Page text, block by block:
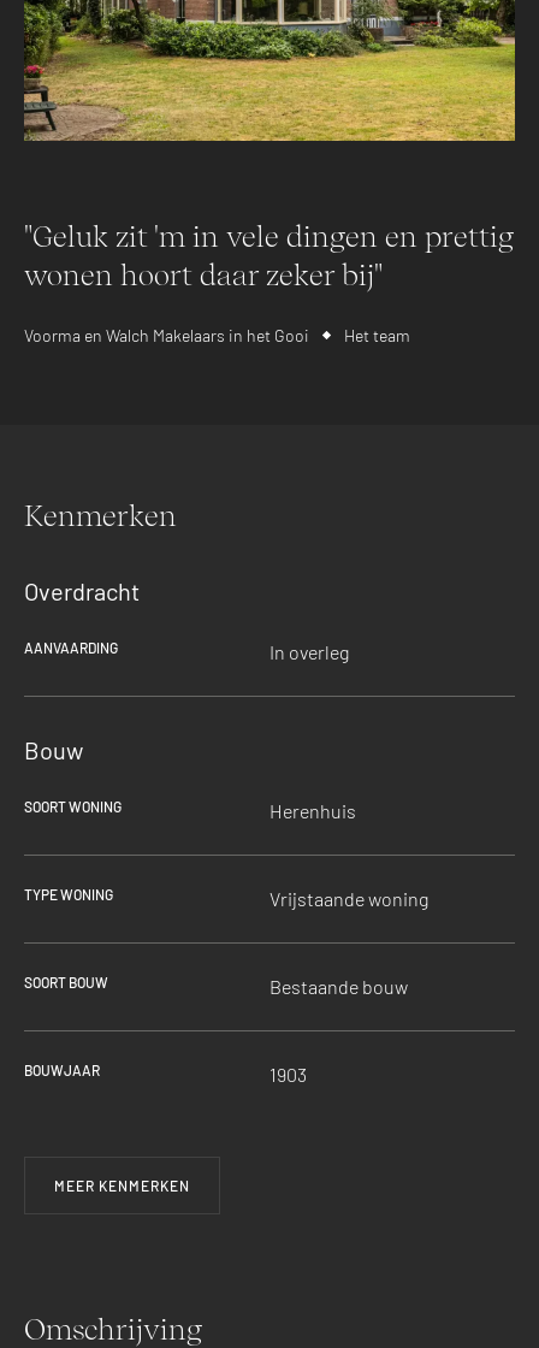
"Geluk zit 'm in vele dingen en prettig
wonen hoort daar zeker bij"
Voorma en Walch Makelaars in het Gooi Het team
Kenmerken
Overdracht
AANVAARDING In overleg
Bouw
SOORT WONING Herenhuis
TYPE WONING Vrijstaande woning
SOORT BOUW Bestaande bouw
BOUWJAAR 1903
MEER KENMERKEN
Omschrijving